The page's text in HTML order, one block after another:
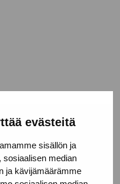
evästeitä
sisällön ja
sosiaalisen median
ja kävijämäärämme